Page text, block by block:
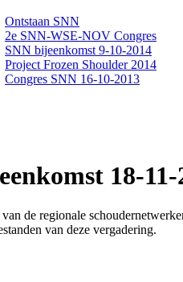
Ontstaan SNN
2e SNN-WSE-NOV Congres
SNN bijeenkomst 9-10-2014
Project Frozen Shoulder 2014
Congres SNN 16-10-2013
18-11-
de regionale
van deze vergadering.